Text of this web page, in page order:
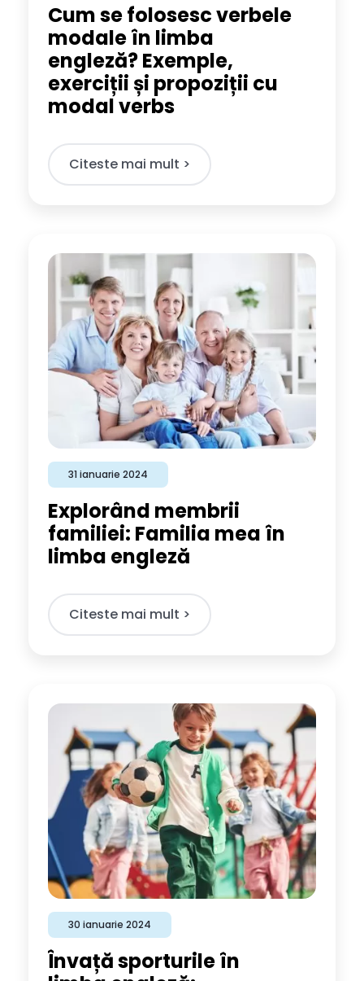
Cum se folosesc verbele
modale în limba
engleză? Exemple,
exerciții și propoziții cu
modal verbs
Citeste mai mult >​
31 ianuarie 2024
Explorând membrii
familiei: Familia mea în
limba engleză
Citeste mai mult >​
30 ianuarie 2024
Învață sporturile în